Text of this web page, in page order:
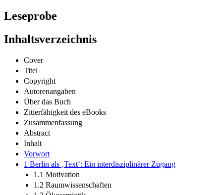
Leseprobe
Inhaltsverzeichnis
Cover
Titel
Copyright
Autorenangaben
Über das Buch
Zitierfähigkeit des eBooks
Zusammenfassung
Abstract
Inhalt
Vorwort
1 Berlin als ‚Text‘: Ein interdisziplinärer Zugang
1.1 Motivation
1.2 Raumwissenschaften